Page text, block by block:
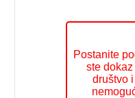
Postanite
ste
društvo